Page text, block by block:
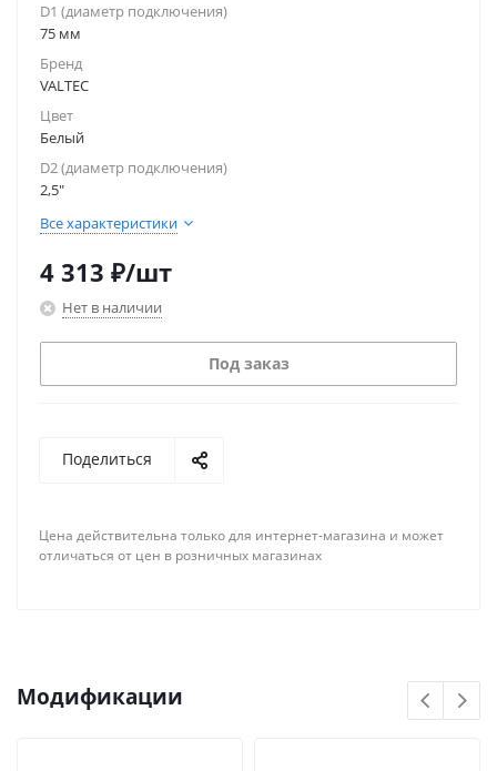
D1 (диаметр подключения)
75 мм
Бренд
VALTEC
Цвет
Белый
D2 (диаметр подключения)
2,5"
Все характеристики
4 313 ₽/шт
Нет в наличии
Под заказ
Поделиться
Цена действительна только для интернет-магазина и может
отличаться от цен в розничных магазинах
Модификации